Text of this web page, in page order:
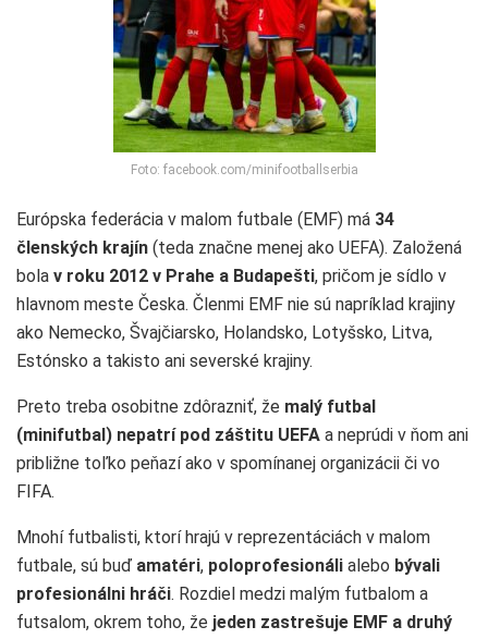
Foto: facebook.com/minifootballserbia
Európska federácia v malom futbale (EMF) má 34
členských krajín (teda značne menej ako UEFA). Založená
bola v roku 2012 v Prahe a Budapešti, pričom je sídlo v
hlavnom meste Česka. Členmi EMF nie sú napríklad krajiny
ako Nemecko, Švajčiarsko, Holandsko, Lotyšsko, Litva,
Estónsko a takisto ani severské krajiny.
Preto treba osobitne zdôrazniť, že malý futbal
(minifutbal) nepatrí pod záštitu UEFA a neprúdi v ňom ani
približne toľko peňazí ako v spomínanej organizácii či vo
FIFA.
Mnohí futbalisti, ktorí hrajú v reprezentáciách v malom
futbale, sú buď amatéri, poloprofesionáli alebo bývali
profesionálni hráči. Rozdiel medzi malým futbalom a
futsalom, okrem toho, že jeden zastrešuje EMF a druhý